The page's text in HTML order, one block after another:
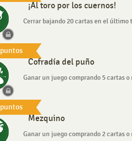
puntos
¡Al toro por los cuernos!
Cerrar bajando 20 cartas en el último
puntos
Cofradía del puño
Ganar un juego comprando 5 cartas o
Mezquino
Ganar un juego comprando 2 cartas o